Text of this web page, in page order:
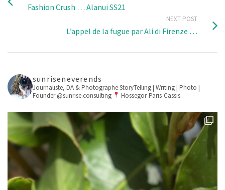
Fashion Crush … Alanui SS21
NEXT POST
L’appel de la fugue par Ali di Firenze …
sunriseneverends
Journaliste, DA & PhotographeStoryTelling | Writing | Photo |
Founder @sunrise.consulting
Hossegor-Paris-Cassis